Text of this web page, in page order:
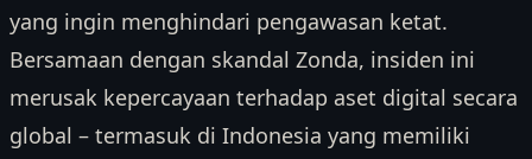
yang ingin menghindari pengawasan ketat.
Bersamaan dengan skandal Zonda, insiden ini
merusak kepercayaan terhadap aset digital secara
global – termasuk di Indonesia yang memiliki